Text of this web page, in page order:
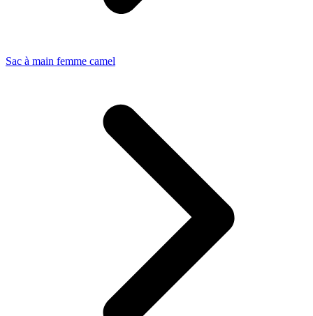
Sac à main femme camel